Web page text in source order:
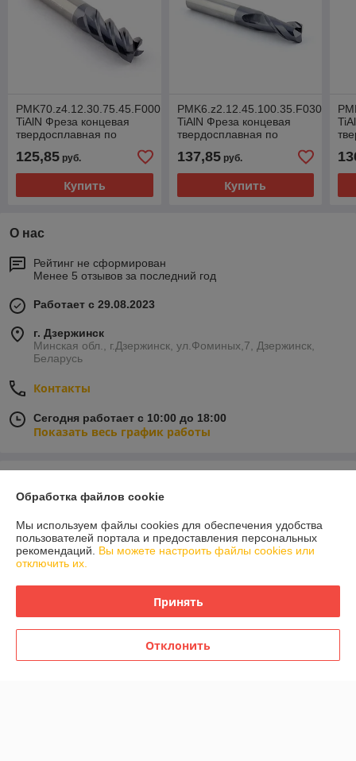
PMK70.z4.12.30.75.45.F000
TiAlN Фреза концевая
твердосплавная по
125,85 руб.
Купить
PMK6.z2.12.45.100.35.F030
TiAlN Фреза концевая
твердосплавная по
137,85руб.
Купить
О нас
Рейтинг не сформирован
Менее 5 отзывов за последний год
Работает с 29.08.2023
г. Дзержинск
Минская обл., г.Дзержинск, ул.Фоминых,7, Дзержинск,
Беларусь
Контакты
Сегодня работает с 10:00 до 18:00
Показать весь график работы
О нас
Доставка и оплата
Обработка файлов cookie
Мы используем файлы cookies для обеспечения удобства
пользователей портала и предоставления персональных
рекомендаций. Вы можете настроить файлы cookies или
отключить их.
Принять
Отклонить